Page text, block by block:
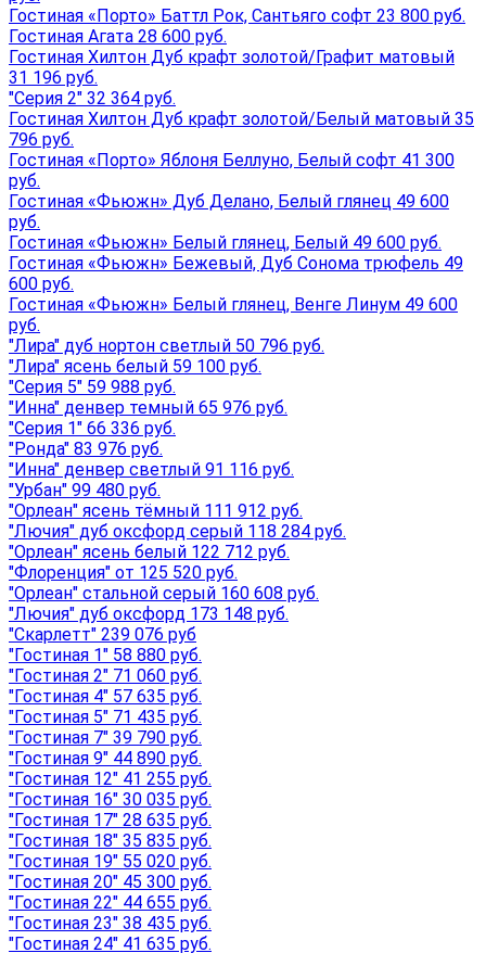
Гостиная «Порто» Баттл Рок, Сантьяго софт 23 800 руб.
Гостиная Агата 28 600 руб.
Гостиная Хилтон Дуб крафт золотой/Графит матовый
31 196 руб.
"Серия 2" 32 364 руб.
Гостиная Хилтон Дуб крафт золотой/Белый матовый 35
796 руб.
Гостиная «Порто» Яблоня Беллуно, Белый софт 41 300
руб.
Гостиная «Фьюжн» Дуб Делано, Белый глянец 49 600
руб.
Гостиная «Фьюжн» Белый глянец, Белый 49 600 руб.
Гостиная «Фьюжн» Бежевый, Дуб Сонома трюфель 49
600 руб.
Гостиная «Фьюжн» Белый глянец, Венге Линум 49 600
руб.
"Лира" дуб нортон светлый 50 796 руб.
"Лира" ясень белый 59 100 руб.
"Серия 5" 59 988 руб.
"Инна" денвер темный 65 976 руб.
"Серия 1" 66 336 руб.
"Ронда" 83 976 руб.
"Инна" денвер светлый 91 116 руб.
"Урбан" 99 480 руб.
"Орлеан" ясень тёмный 111 912 руб.
"Лючия" дуб оксфорд серый 118 284 руб.
"Орлеан" ясень белый 122 712 руб.
"Флоренция" от 125 520 руб.
"Орлеан" стальной серый 160 608 руб.
"Лючия" дуб оксфорд 173 148 руб.
"Скарлетт" 239 076 руб
"Гостиная 1" 58 880 руб.
"Гостиная 2" 71 060 руб.
"Гостиная 4" 57 635 руб.
"Гостиная 5" 71 435 руб.
"Гостиная 7" 39 790 руб.
"Гостиная 9" 44 890 руб.
"Гостиная 12" 41 255 руб.
"Гостиная 16" 30 035 руб.
"Гостиная 17" 28 635 руб.
"Гостиная 18" 35 835 руб.
"Гостиная 19" 55 020 руб.
"Гостиная 20" 45 300 руб.
"Гостиная 22" 44 655 руб.
"Гостиная 23" 38 435 руб.
"Гостиная 24" 41 635 руб.